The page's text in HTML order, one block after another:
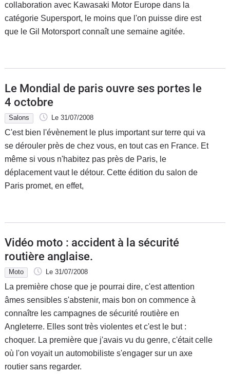
collaboration avec Kawasaki Motor Europe dans la
catégorie Supersport, le moins que l'on puisse dire est
que le Gil Motorsport connaît une semaine agitée.
Le Mondial de paris ouvre ses portes le
4 octobre
Salons Le 31/07/2008
C'est bien l'évènement le plus important sur terre qui va
se dérouler près de chez vous, en tout cas en France. Et
même si vous n'habitez pas près de Paris, le
déplacement vaut le détour. Cette édition du salon de
Paris promet, en effet,
Vidéo moto : accident à la sécurité
routière anglaise.
Moto Le 31/07/2008
La première chose que je pourrai dire, c'est attention
âmes sensibles s'abstenir, mais bon on commence à
connaître les campagnes de sécurité routière en
Angleterre. Elles sont très violentes et c'est le but :
choquer. La première que j'avais vu du genre, c'était celle
où l'on voyait un automobiliste s'engager sur un axe
routier sans regarder.